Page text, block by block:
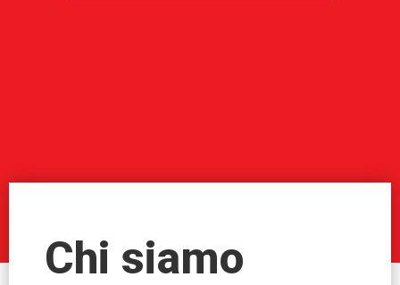
Chi siamo